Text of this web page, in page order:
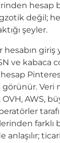
hesap
değil;
şeyler.
hesabın giriş
ve kabaca
Veri
OVH, AWS,
farklı
anlaşılır;